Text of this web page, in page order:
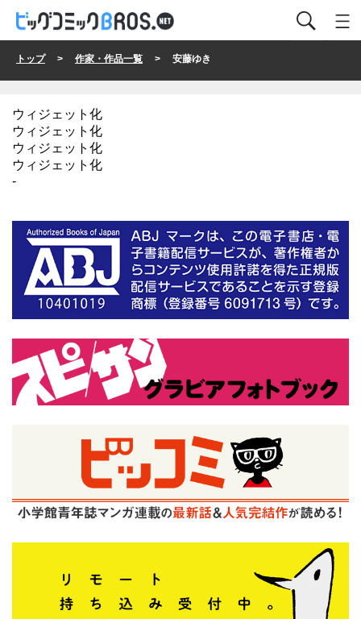
トップ> 作家・作品一覧 > 安藤ゆき
ウィジェット化
ウィジェット化
ウィジェット化
ウィジェット化
-